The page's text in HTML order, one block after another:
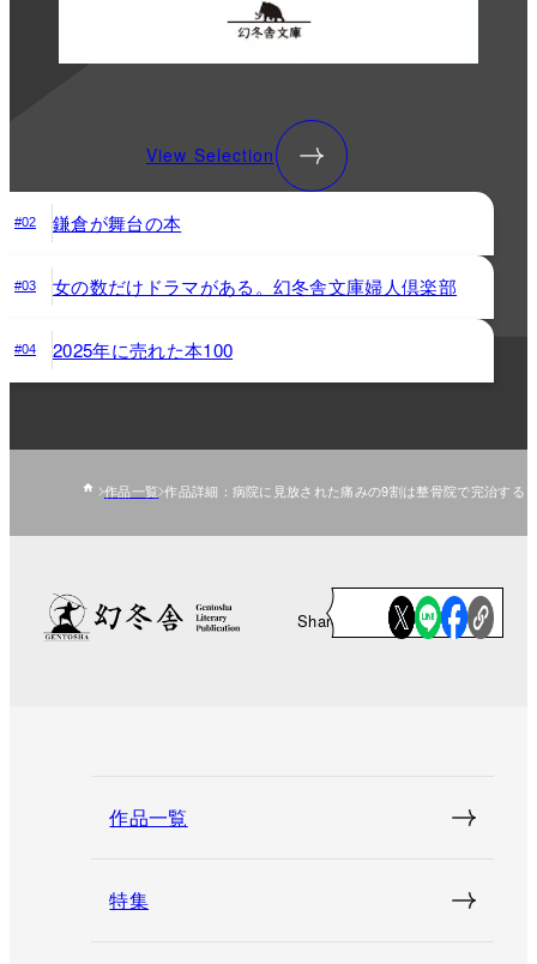
View Selection
#02 鎌倉が舞台の本
#03 女の数だけドラマがある。幻冬舎文庫婦人倶楽部
#04 2025年に売れた本100
作品一覧 作品詳細：病院に見放された痛みの9割は整骨院で完治する
Share
作品一覧
特集